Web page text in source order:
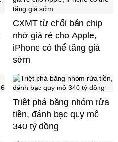
CXMT từ chối bán chip
nhớ giá rẻ cho Apple,
iPhone có thể tăng giá
sớm
Triệt phá băng nhóm rửa
tiền, đánh bạc quy mô
340 tỷ đồng